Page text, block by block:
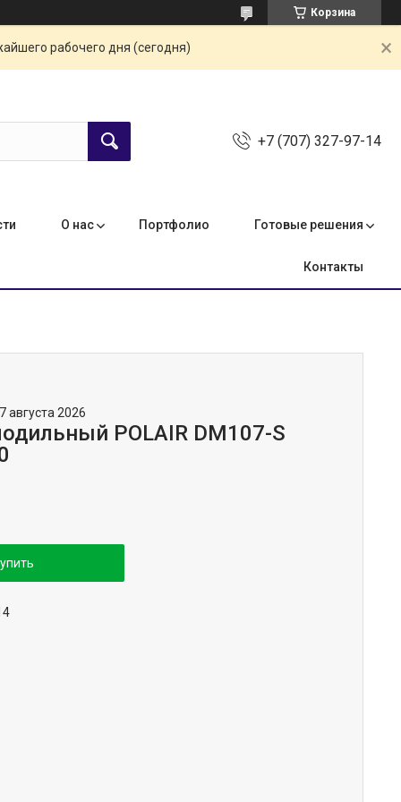
Корзина
рабочего дня (сегодня)
+7 (707) 327-97-14
О нас Портфолио Готовые решения
Контакты
августа 2026
POLAIR DM107-S